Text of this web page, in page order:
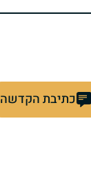
כתיבת הקדשה